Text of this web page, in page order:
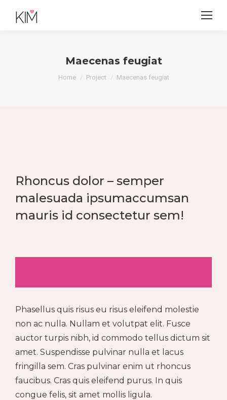
Maecenas feugiat
Je bent hier:
Home Project Maecenas feugiat
Rhoncus dolor – semper
malesuada ipsumaccumsan
mauris id consectetur sem!
Phasellus quis risus eu risus eleifend molestie
non ac nulla. Nullam et volutpat elit. Fusce
auctor turpis nibh, id commodo tellus dictum sit
amet. Suspendisse pulvinar nulla et lacus
fringilla sem. Cras pulvinar enim ut rhoncus
faucibus. Cras quis eleifend purus. In quis
congue felis, sit amet mollis ligula.